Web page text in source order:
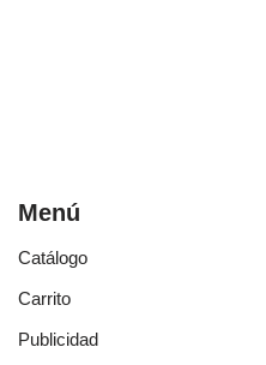
Menú
Catálogo
Carrito
Publicidad